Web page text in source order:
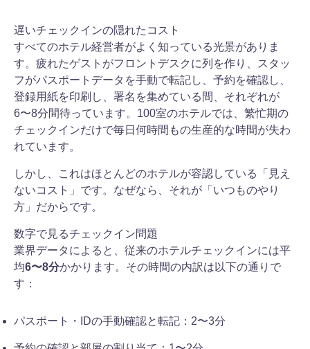
遅いチェックインの隠れたコスト
すべてのホテル経営者がよく知っている光景がありま
す。疲れたゲストがフロントデスクに列を作り、スタッ
フがパスポートデータを手動で転記し、予約を確認し、
登録用紙を印刷し、署名を集めている間、それぞれが
6〜8分間待っています。100室のホテルでは、繁忙期の
チェックインだけで毎日何時間もの生産的な時間が失わ
れています。
しかし、これはほとんどのホテルが容認している「見え
ないコスト」です。なぜなら、それが「いつものやり
方」だからです。
数字で見るチェックイン問題
業界データによると、従来のホテルチェックインには平
均6〜8分かかります。その時間の内訳は以下の通りで
す：
パスポート・IDの手動確認と転記：2〜3分